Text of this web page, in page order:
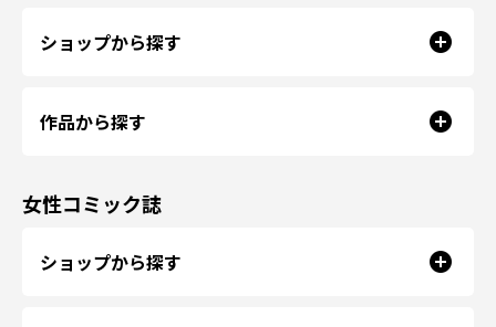
ショップから探す
作品から探す
女性コミック誌
ショップから探す